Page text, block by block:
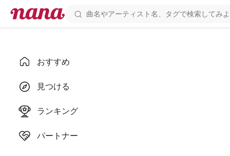
おすすめ
見つける
ランキング
パートナー